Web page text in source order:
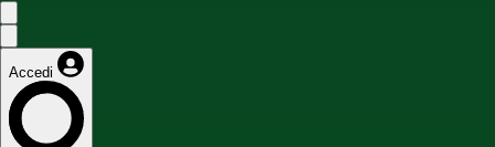
Accedi